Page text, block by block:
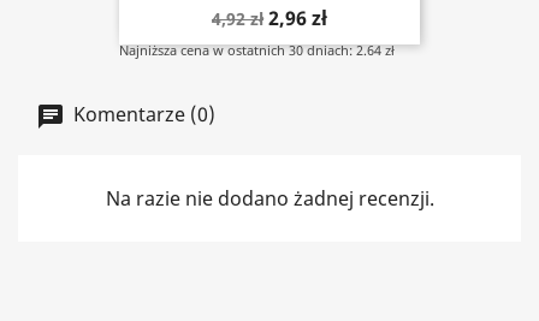
4,92 zł 2,96 zł
Najniższa cena w ostatnich 30 dniach: 2.64 zł
Komentarze (0)
Na razie nie dodano żadnej recenzji.